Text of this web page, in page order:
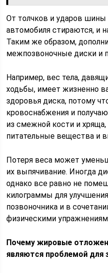
От толчков и ударов шины
автомобиля стираются, и
Таким же образом,
межпозвоночные диски и
Например, вес тела,
ходьбы, имеет жизненно
здоровья диска, потому
кровоснабжения и
из смежной кости и
питательные вещества и
Потеря веса может
их выпячивание. Иногда
однако все равно не
килограммы для
позвоночника и в
физическими
Почему жировые
являются проблемой для